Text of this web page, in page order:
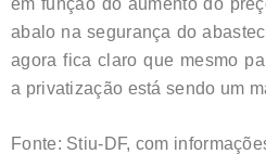
em função do aumento do
abalo na segurança do
agora fica claro que mesmo
a privatização está sendo um
Fonte: Stiu-DF, com